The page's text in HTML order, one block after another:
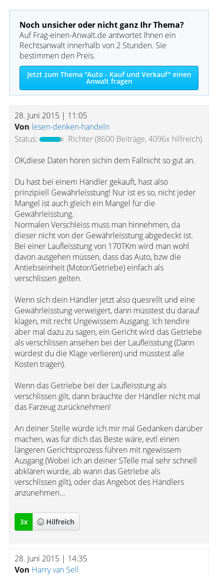
Noch unsicher oder nicht ganz Ihr Thema?
Auf Frag-einen-Anwalt.de antwortet Ihnen ein
Rechtsanwalt innerhalb von 2 Stunden. Sie
bestimmen den Preis.
Jetzt zum Thema "Auto - Kauf und Verkauf" einen
Anwalt fragen
28. Juni 2015 | 11:05
Von lesen-denken-handeln
Status:
Richter(8600 Beiträge, 4096x hilfreich)
OK,diese Daten hören sichin dem Fallnicht so gut an.
Du hast bei einem Händler gekauft, hast also
prinzipiell Gewährleisstung! Nur ist es so, nicht jeder
Mangel ist auch gleich ein Mangel für die
Gewährleisstung.
Normalen Verschleiss muss man hinnehmen, da
dieser nicht von der Gewährleisstung abgedeckt ist.
Bei einer Laufleisstung von 170TKm wird man wohl
davon ausgehen müssen, dass das Auto, bzw die
Antiebseinheit (Motor/Getriebe) einfach als
verschlissen gelten.
Wenn sich dein Händler jetzt also quesrellt und eine
Gewährleisstung verweigert, dann müsstest du darauf
klagen, mit recht Ungewissem Ausgang. Ich tendire
aber mal dazu zu sagen, ein Gericht wird das Getriebe
als verschlissen ansehen bei der Laufleisstung (Dann
würdest du die Klage verlieren) und müsstest alle
Kosten tragen).
Wenn das Getriebe bei der Laufleisstung als
verschlissen gilt, dann bräuchte der Händler nicht mal
das Farzeug zurücknehmen!
An deiner Stelle würde ich mir mal Gedanken darüber
machen, was für dich das Beste wäre, evtl einen
längeren Gerichtsprozess führen mit ngewissem
Ausgang (Wobei ich an deiner STelle mal sehr schnell
abklären würde, ab wann das Getriebe als
verschlissen gilt), oder das Angebot des Händlers
anzunehmen...
3x Hilfreich
28. Juni 2015 | 14:35
Von Harry van Sell